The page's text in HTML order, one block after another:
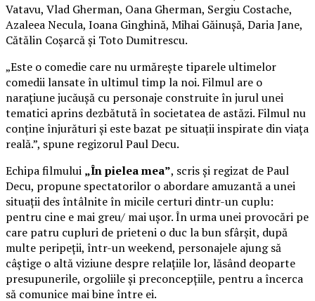
Vatavu, Vlad Gherman, Oana Gherman, Sergiu Costache,
Azaleea Necula, Ioana Ginghină, Mihai Găinușă, Daria Jane,
Cătălin Coșarcă și Toto Dumitrescu.
„Este o comedie care nu urmărește tiparele ultimelor
comedii lansate în ultimul timp la noi. Filmul are o
narațiune jucăușă cu personaje construite în jurul unei
tematici aprins dezbătută în societatea de astăzi. Filmul nu
conține înjurături și este bazat pe situații inspirate din viața
reală.”, spune regizorul Paul Decu.
Echipa filmului „În pielea mea”, scris și regizat de Paul
Decu, propune spectatorilor o abordare amuzantă a unei
situații des întâlnite în micile certuri dintr-un cuplu:
pentru cine e mai greu/ mai ușor. În urma unei provocări pe
care patru cupluri de prieteni o duc la bun sfârșit, după
multe peripeții, într-un weekend, personajele ajung să
câștige o altă viziune despre relațiile lor, lăsând deoparte
presupunerile, orgoliile și preconcepțiile, pentru a încerca
să comunice mai bine între ei.